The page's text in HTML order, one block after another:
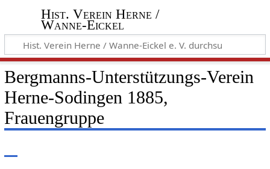
Hist. Verein Herne /
Wanne-Eickel
Bergmanns-Unterstützungs-Verein
Herne-Sodingen 1885,
Frauengruppe